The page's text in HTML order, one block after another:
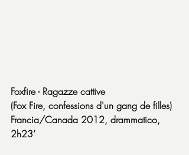
Foxfire - Ragazze cattive
(Fox Fire, confessions d'un gang de filles)
Francia/Canada 2012, drammatico,
2h23’